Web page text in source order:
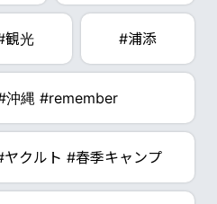
観光 #浦添
沖縄 #remember
クルト #春季キャンプ